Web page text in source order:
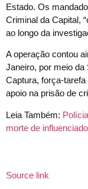
Estado. Os
Criminal da Capital,
ao longo da
A operação contou
Janeiro, por meio da
Captura, força-
apoio na prisão de
Leia Também:
morte de
Source link